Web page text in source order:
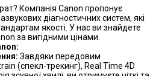
Компанія Canon пропонує
діагностичних систем, які
якості. У нас ви знайдете
за вигідними цінами.
Завдяки передовим
(спекл-трекинг), Real Time 4D